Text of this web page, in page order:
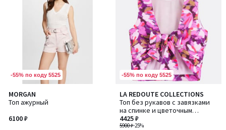
-55% по коду 5525
MORGAN
Топ ажурный
6100 ₽
-55% по коду 5525
LA REDOUTE COLLECTIONS
Топ без рукавов с завязками
на спинке и цветочным
принтом
5900 ₽-25%
4425 ₽